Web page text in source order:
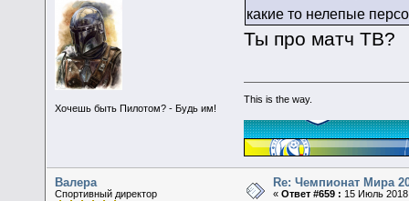
Хочешь быть Пилотом? - Будь им!
какие то нелепые
Ты про матч ТВ?
This is the way.
Валера
Спортивный директор
Re: Чемпионат Мира
«Ответ #659 : 15 Июль